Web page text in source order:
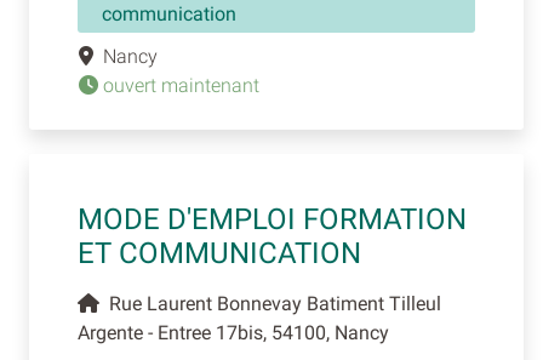
communication
Nancy
ouvert maintenant
MODE D'EMPLOI FORMATION
ET COMMUNICATION
Rue Laurent Bonnevay Batiment Tilleul
Argente - Entree 17bis, 54100, Nancy